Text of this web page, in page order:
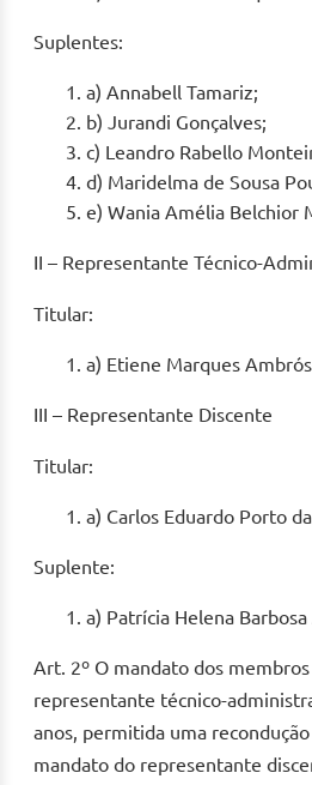
Suplentes:
a) Annabell Tamariz;
b) Jurandi Gonçalves;
c) Leandro Rabello
d) Maridelma de Sousa
e) Wania Amélia Belchior
II – Representante Técnico-
Titular:
a) Etiene Marques
III – Representante Discente
Titular:
a) Carlos Eduardo Porto
Suplente:
a) Patrícia Helena
Art. 2º O mandato dos
representante técnico-
anos, permitida uma
mandato do representante